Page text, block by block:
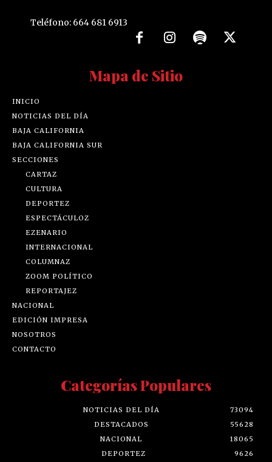
Teléfono: 664 681 6913
Mapa de Sitio
INICIO
NOTICIAS DEL DÍA
BAJA CALIFORNIA
BAJA CALIFORNIA SUR
SECCIONES
CARTAZ
CULTURA
DEPORTEZ
ESPECTÁCULOZ
EZENARIO
INTERNACIONAL
COLUMNAZ
ZOOM POLÍTICO
REPORTAJEZ
NACIONAL
EDICIÓN IMPRESA
NOSOTROS
CONTACTO
Categorías Populares
NOTICIAS DEL DÍA
73094
DESTACADOS
55628
NACIONAL
18065
DEPORTEZ
9626